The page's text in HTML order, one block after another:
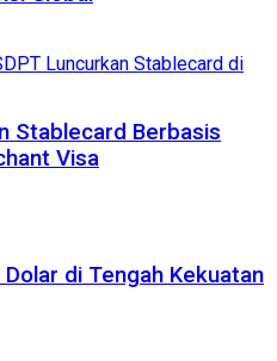
Stablecard Berbasis
Visa
di Tengah Kekuatan